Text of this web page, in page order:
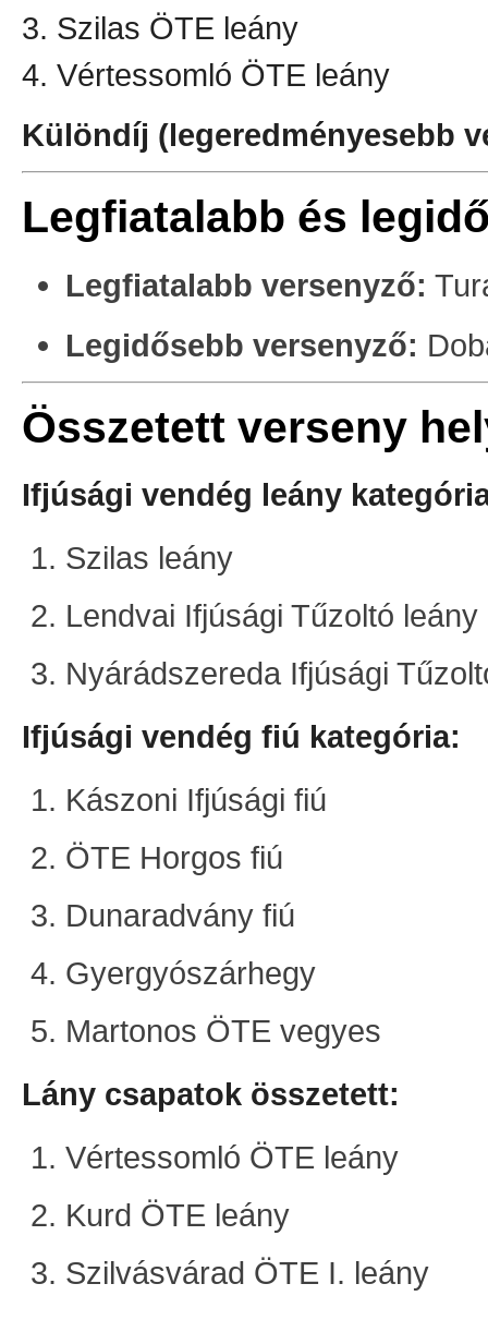
3. Szilas ÖTE leány
4. Vértessomló ÖTE leány
Különdíj (legeredményesebb
Legfiatalabb és
Legfiatalabb versenyző:
Legidősebb versenyző:
Összetett verseny
Ifjúsági vendég leány
Szilas leány
Lendvai Ifjúsági Tűzoltó leány
Nyárádszereda Ifjúsági
Ifjúsági vendég fiú kategória:
Kászoni Ifjúsági fiú
ÖTE Horgos fiú
Dunaradvány fiú
Gyergyószárhegy
Martonos ÖTE vegyes
Lány csapatok összetett:
Vértessomló ÖTE leány
Kurd ÖTE leány
Szilvásvárad ÖTE I. leány